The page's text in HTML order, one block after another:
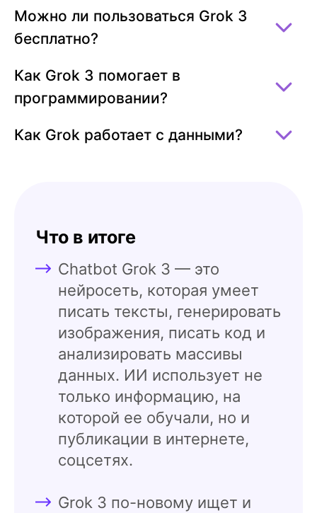
Можно ли пользоваться Grok 3
бесплатно?
Как Grok 3 помогает в
программировании?
Как Grok работает с данными?
Что в итоге
Chatbot Grok 3 — это
нейросеть, которая умеет
писать тексты, генерировать
изображения, писать код и
анализировать массивы
данных. ИИ использует не
только информацию, на
которой ее обучали, но и
публикации в интернете,
соцсетях.
Grok 3 по-новому ищет и